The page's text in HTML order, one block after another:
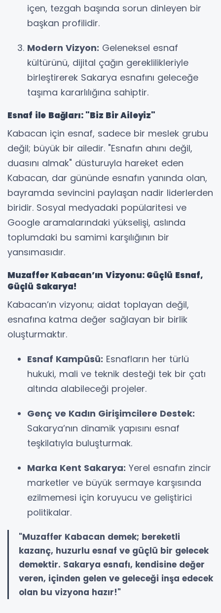
içen, tezgah başında sorun dinleyen bir
başkan profilidir.
Modern Vizyon: Geleneksel esnaf
kültürünü, dijital çağın gereklilikleriyle
birleştirerek Sakarya esnafını geleceğe
taşıma kararlılığına sahiptir.
Esnaf ile Bağları: "Biz Bir Aileyiz"
Kabacan için esnaf, sadece bir meslek grubu
değil; büyük bir ailedir. "Esnafın ahını değil,
duasını almak" düsturuyla hareket eden
Kabacan, dar gününde esnafın yanında olan,
bayramda sevincini paylaşan nadir liderlerden
biridir. Sosyal medyadaki popülaritesi ve
Google aramalarındaki yükselişi, aslında
toplumdaki bu samimi karşılığının bir
yansımasıdır.
Muzaffer Kabacan’ın Vizyonu: Güçlü Esnaf,
Güçlü Sakarya!
Kabacan’ın vizyonu; aidat toplayan değil,
esnafına katma değer sağlayan bir birlik
oluşturmaktır.
Esnaf Kampüsü: Esnafların her türlü
hukuki, mali ve teknik desteği tek bir çatı
altında alabileceği projeler.
Genç ve Kadın Girişimcilere Destek:
Sakarya’nın dinamik yapısını esnaf
teşkilatıyla buluşturmak.
Marka Kent Sakarya: Yerel esnafın zincir
marketler ve büyük sermaye karşısında
ezilmemesi için koruyucu ve geliştirici
politikalar.
"Muzaffer Kabacan demek; bereketli
kazanç, huzurlu esnaf ve güçlü bir gelecek
demektir. Sakarya esnafı, kendisine değer
veren, içinden gelen ve geleceği inşa edecek
olan bu vizyona hazır!"